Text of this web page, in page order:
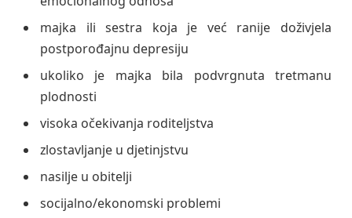
majka ili sestra koja je već ranije doživjela
postporođajnu depresiju
ukoliko je majka bila podvrgnuta tretmanu
plodnosti
visoka očekivanja roditeljstva
zlostavljanje u djetinjstvu
nasilje u obitelji
socijalno/ekonomski problemi